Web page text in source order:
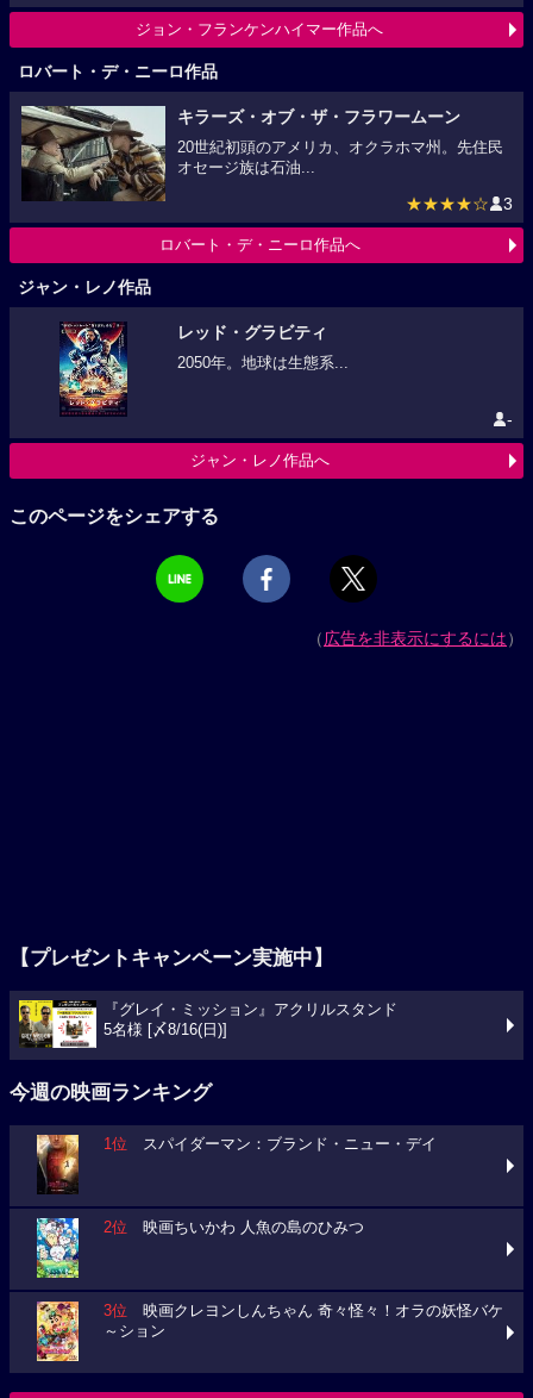
ジョン・フランケンハイマー作品へ
ロバート・デ・ニーロ作品
キラーズ・オブ・ザ・フラワームーン
20世紀初頭のアメリカ、オクラホマ州。先住民
オセージ族は石油...
★★★★☆ 3
ロバート・デ・ニーロ作品へ
ジャン・レノ作品
レッド・グラビティ
2050年。地球は生態系...
-
ジャン・レノ作品へ
このページをシェアする
（広告を非表示にするには）
【プレゼントキャンペーン実施中】
『グレイ・ミッション』アクリルスタンド
5名様 [〆8/16(日)]
今週の映画ランキング
1位 スパイダーマン：ブランド・ニュー・デイ
2位 映画ちいかわ 人魚の島のひみつ
3位 映画クレヨンしんちゃん 奇々怪々！オラの妖怪バケ
～ション